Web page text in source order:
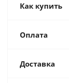
Как купить
Оплата
Доставка